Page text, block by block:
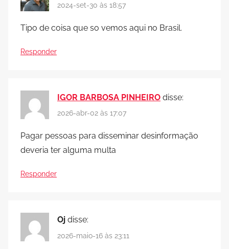
2024-set-30 às 18:57
Tipo de coisa que so vemos aqui no Brasil.
Responder
IGOR BARBOSA PINHEIRO disse:
2026-abr-02 às 17:07
Pagar pessoas para disseminar desinformação
deveria ter alguma multa
Responder
Oj disse:
2026-maio-16 às 23:11